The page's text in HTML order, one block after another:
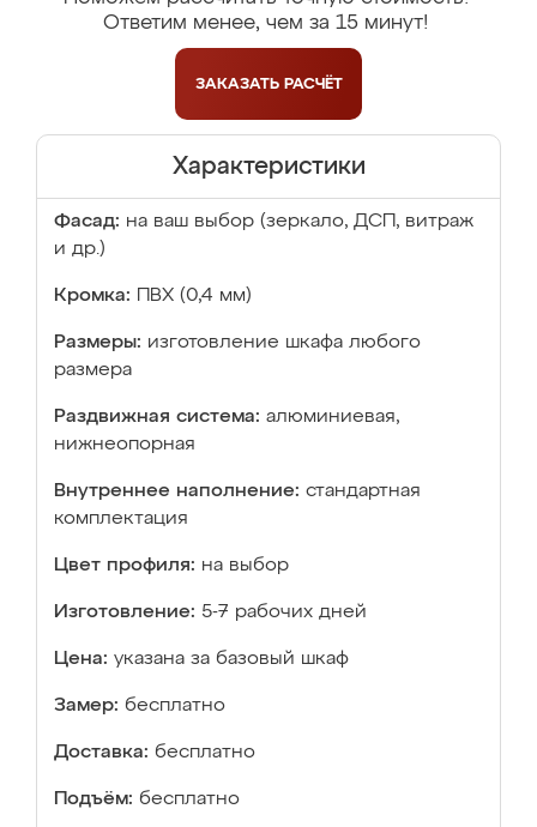
Ответим менее, чем за 15 минут!
ЗАКАЗАТЬ РАСЧЁТ
Характеристики
Фасад: на ваш выбор (зеркало, ДСП, витраж
и др.)
Кромка: ПВХ (0,4 мм)
Размеры: изготовление шкафа любого
размера
Раздвижная система: алюминиевая,
нижнеопорная
Внутреннее наполнение: стандартная
комплектация
Цвет профиля: на выбор
Изготовление: 5-7 рабочих дней
Цена: указана за базовый шкаф
Замер: бесплатно
Доставка: бесплатно
Подъём: бесплатно